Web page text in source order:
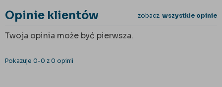
Opinie klientów zobacz: wszystkie opinie
Twoja opinia może być pierwsza.
Pokazuje 0-0 z 0 opinii